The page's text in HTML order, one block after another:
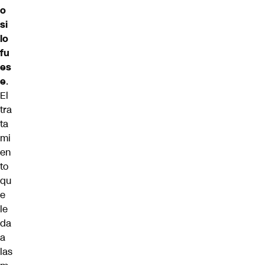
o
si
lo
fu
es
e.
El
tra
ta
mi
en
to
qu
e
le
da
a
las